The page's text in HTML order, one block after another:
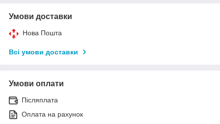
Умови доставки
Нова Пошта
Всі умови доставки
Умови оплати
Післяплата
Оплата на рахунок